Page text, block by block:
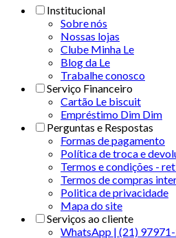
Institucional
Sobre nós
Nossas lojas
Clube Minha Le
Blog da Le
Trabalhe conosco
Serviço Financeiro
Cartão Le biscuit
Empréstimo Dim Dim
Perguntas e Respostas
Formas de pagamento
Política de troca e
Termos e condições -
Termos de compras
Politica de privacidade
Mapa do site
Serviços ao cliente
WhatsApp | (21)